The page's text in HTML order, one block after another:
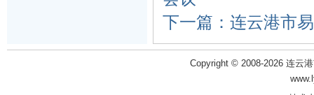
下一篇：连云港市
Copyright © 2008-2026 连云